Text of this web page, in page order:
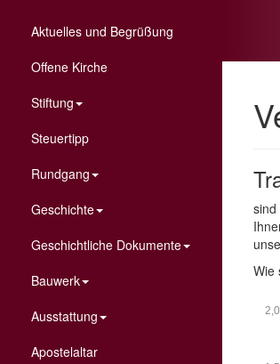
Aktuelles und Begrüßung
Offene Kirche
Stiftung
Steuertipp
Rundgang
Geschichte
Geschichtliche Dokumente
Bauwerk
Ausstattung
Apostelaltar
sind
Wie